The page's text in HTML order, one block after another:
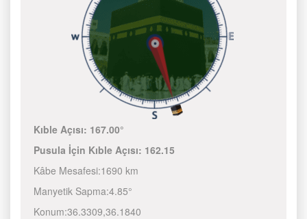
Kıble Açısı: 167.00°
Pusula İçin Kıble Açısı: 162.15
Kâbe Mesafesi:1690 km
Manyetik Sapma:4.85°
Konum:36.3309,36.1840